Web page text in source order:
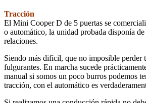
Tracción
El Mini Cooper D de 5 puertas se
o automático, la unidad probada disponía
relaciones.
Siendo más difícil, que no imposible perder
fulgurantes. En marcha sucede
manual si somos un poco burros podemos
tracción, con el automático es